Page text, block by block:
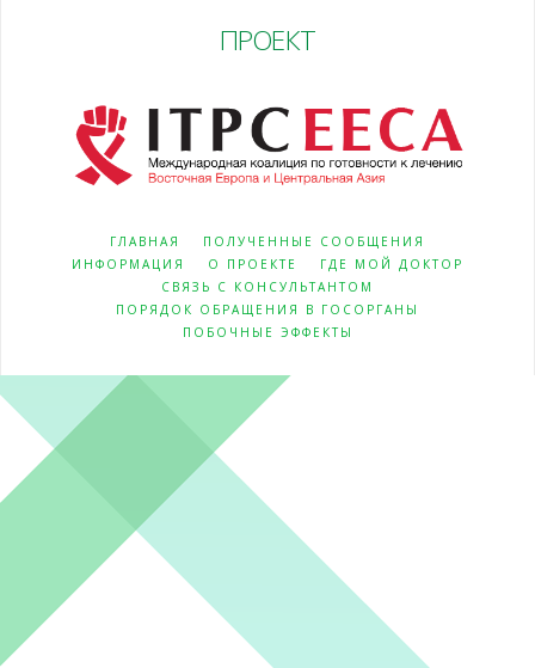
ПРОЕКТ
ГЛАВНАЯ
ПОЛУЧЕННЫЕ СООБЩЕНИЯ
ИНФОРМАЦИЯ
О ПРОЕКТЕ
ГДЕ МОЙ ДОКТОР
СВЯЗЬ С КОНСУЛЬТАНТОМ
ПОРЯДОК ОБРАЩЕНИЯ В ГОСОРГАНЫ
ПОБОЧНЫЕ ЭФФЕКТЫ